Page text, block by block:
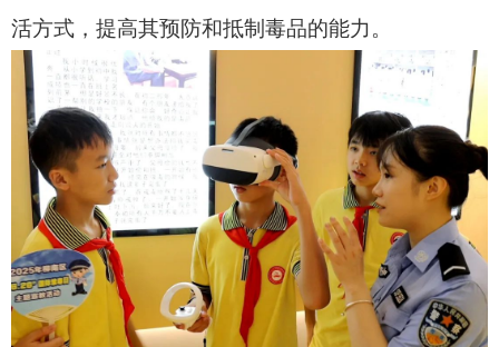
活方式，提高其预防和抵制毒品的能力。